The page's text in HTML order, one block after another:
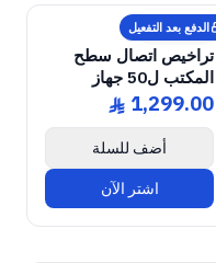
الدفع بعد التفعيل
GENUINE SOFTWARE
LICENSE
Remote Desktop
RDS CALs
Server • 50 Devices
abmkeys
Microsoft
تراخيص اتصال سطح
المكتب ل50 جهاز
ê 1,299.00
أضف للسلة
اشتر الآن